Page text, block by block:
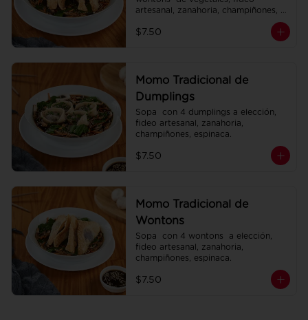
artesanal, zanahoria, champiñones,
$7.50
Momo Tradicional de
Dumplings
Sopa  con 4 dumplings a elección,
fideo artesanal, zanahoria,
champiñones, espinaca.
$7.50
Momo Tradicional de
Wontons
Sopa  con 4 wontons  a elección,
fideo artesanal, zanahoria,
champiñones, espinaca.
$7.50